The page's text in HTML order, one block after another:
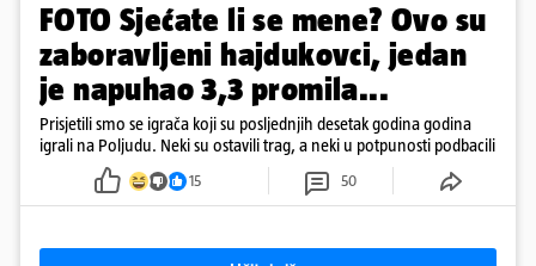
FOTO Sjećate li se mene? Ovo su
zaboravljeni hajdukovci, jedan
je napuhao 3,3 promila...
Prisjetili smo se igrača koji su posljednjih desetak godina godina
igrali na Poljudu. Neki su ostavili trag, a neki u potpunosti podbacili
15 50